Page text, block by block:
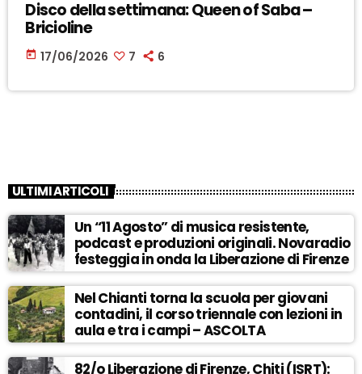
Disco della settimana: Queen of Saba –
Bricioline
today 17/06/2026 7 6
ULTIMI ARTICOLI
Un “11 Agosto” di musica resistente,
podcast e produzioni originali. Novaradio
festeggia in onda la Liberazione di Firenze
Nel Chianti torna la scuola per giovani
contadini, il corso triennale con lezioni in
aula e tra i campi – ASCOLTA
82/o Liberazione di Firenze, Chiti (ISRT):